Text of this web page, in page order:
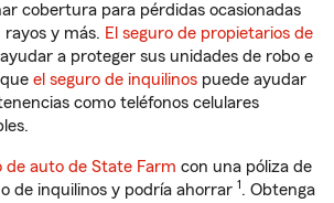
cobertura para pérdidas ocasionadas
y más. El seguro de propietarios de
a proteger sus unidades de robo e
el seguro de inquilinos puede ayudar
como teléfonos celulares
de auto de State Farm con una póliza de
de inquilinos y podría ahorrar 1. Obtenga